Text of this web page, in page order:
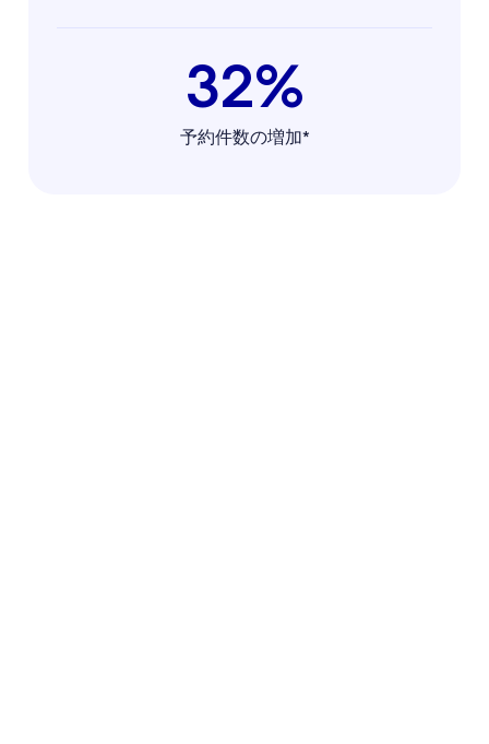
32%
予約件数の増加*